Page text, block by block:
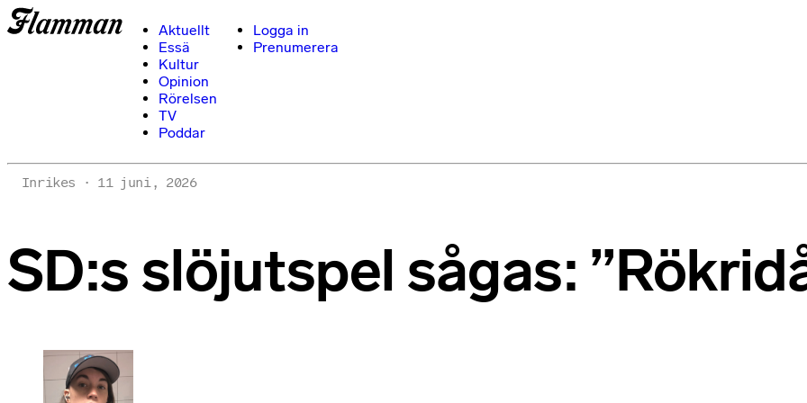
Aktuellt
Essä
Kultur
Opinion
Rörelsen
TV
Poddar
Logga in
Prenumerera
Inrikes 11 juni, 2026
SD:s slöjutspel sågas: